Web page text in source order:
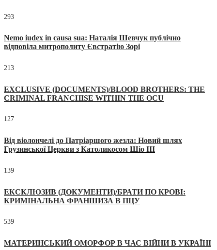
293
Nemo iudex in causa sua: Наталія Шевчук публічно
відповіла митрополиту Євстратію Зорі
213
EXCLUSIVE (DOCUMENTS)/BLOOD BROTHERS: THE
CRIMINAL FRANCHISE WITHIN THE OCU
127
Від віолончелі до Патріаршого жезла: Новий шлях
Грузинської Церкви з Католикосом Шіо III
139
ЕКСКЛЮЗИВ (ДОКУМЕНТИ)/БРАТИ ПО КРОВІ:
КРИМІНАЛЬНА ФРАНШИЗА В ПЦУ
539
МАТЕРИНСЬКИЙ ОМОРФОР В ЧАС ВІЙНИ В УКРАЇНІ